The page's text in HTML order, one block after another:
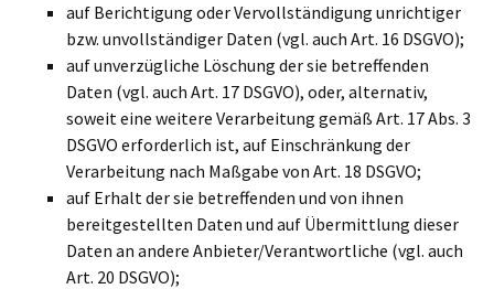
auf Berichtigung oder Vervollständigung unrichtiger
bzw. unvollständiger Daten (vgl. auch Art. 16 DSGVO);
auf unverzügliche Löschung der sie betreffenden
Daten (vgl. auch Art. 17 DSGVO), oder, alternativ,
soweit eine weitere Verarbeitung gemäß Art. 17 Abs. 3
DSGVO erforderlich ist, auf Einschränkung der
Verarbeitung nach Maßgabe von Art. 18 DSGVO;
auf Erhalt der sie betreffenden und von ihnen
bereitgestellten Daten und auf Übermittlung dieser
Daten an andere Anbieter/Verantwortliche (vgl. auch
Art. 20 DSGVO);